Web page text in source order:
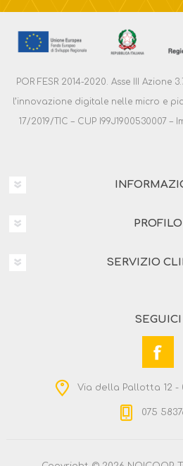
POR FESR 2014-2020. Asse III Azione
l’innovazione digitale nelle micro e
17/2019/TIC – CUP I99J1900530007
PROFILO
SERVIZIO
SEGUICI
Via della Pallotta 12 -
075